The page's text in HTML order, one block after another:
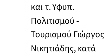
και τ. Υφυπ.
Πολιτισμού -
Τουρισμού Γιώργος
Νικητιάδης, κατά